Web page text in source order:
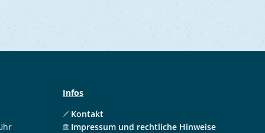
Infos
Kontakt
Impressum und rechtliche Hinweise